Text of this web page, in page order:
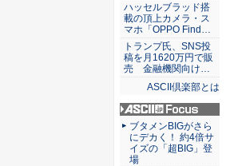
ハッセルブラッド搭
載の頂上カメラ・ス
マホ「OPPO Find…
トランプ氏、SNS投
稿を月1620万円で販
売 金融機関向け…
ASCII倶楽部とは
ASCII.jp Focus
ブタメンBIGがさら
にデカく！ 約4倍サ
イズの「超BIG」登
場